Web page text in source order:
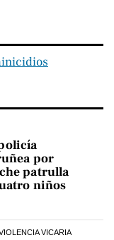
por
patrulla
niños
VICARIA